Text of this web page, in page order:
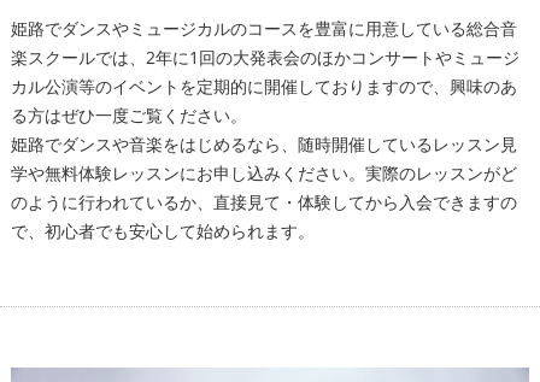
姫路でダンスやミュージカルのコースを豊富に用意している総合音
楽スクールでは、2年に1回の大発表会のほかコンサートやミュージ
カル公演等のイベントを定期的に開催しておりますので、興味のあ
る方はぜひ一度ご覧ください。
姫路でダンスや音楽をはじめるなら、随時開催しているレッスン見
学や無料体験レッスンにお申し込みください。実際のレッスンがど
のように行われているか、直接見て・体験してから入会できますの
で、初心者でも安心して始められます。